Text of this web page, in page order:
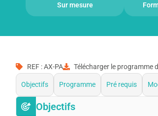
Sur mesure
REF : AX-PA Télécharger le programme
Objectifs Programme Pré requis
Objectifs